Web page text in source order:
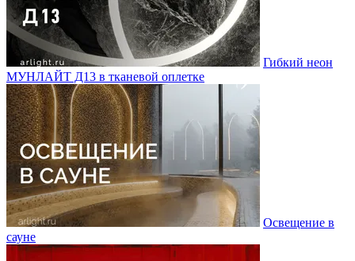
Гибкий неон
МУНЛАЙТ Д13 в тканевой оплетке
Освещение в
сауне